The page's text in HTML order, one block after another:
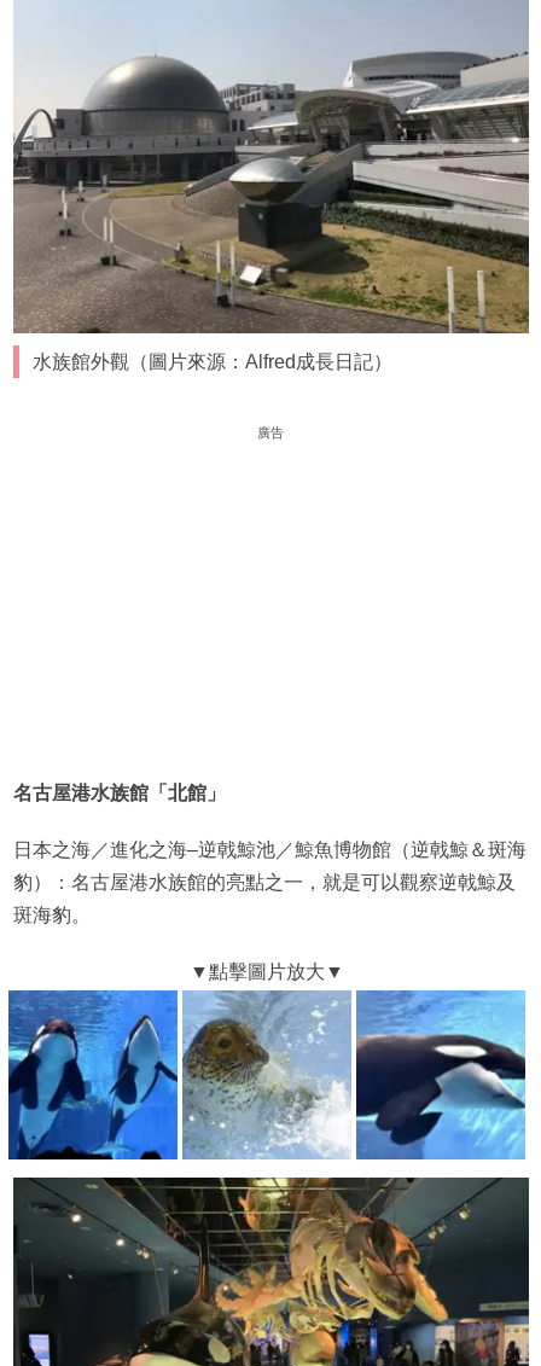
水族館外觀（圖片來源：Alfred成長日記）
廣告
名古屋港水族館「北館」
日本之海／進化之海–逆戟鯨池／鯨魚博物館（逆戟鯨＆斑海
豹）：名古屋港水族館的亮點之一，就是可以觀察逆戟鯨及
斑海豹。